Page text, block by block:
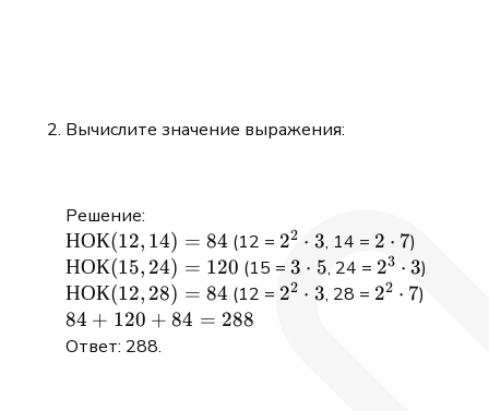
Вычислите значение выражения:
Решение:
\text{НОК}
(12, 14) =
84
НОК(12, 14) = 84 (12 = 2^2
\cdot
3
22 ⋅ 3, 14 = 2
\cdot
7
2 ⋅ 7)
\text{НОК}
(15, 24) =
120
НОК(15, 24) = 120 (15 = 3
\cdot
3 ⋅ 5, 24 = 2^3
\cdot
23 ⋅ 3)
\text{НОК}
(12, 28) =
84
НОК(12, 28) = 84 (12 = 2^2
22 ⋅ 3, 28 = 2^2
22 ⋅ 7)
84
+
84 + 120 + 84 = 288
Ответ: 288.